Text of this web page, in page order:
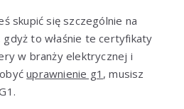
skupić się szczególnie na
gdyż to właśnie te certyfikaty
w branży elektrycznej i
uprawnienie g1 , musisz